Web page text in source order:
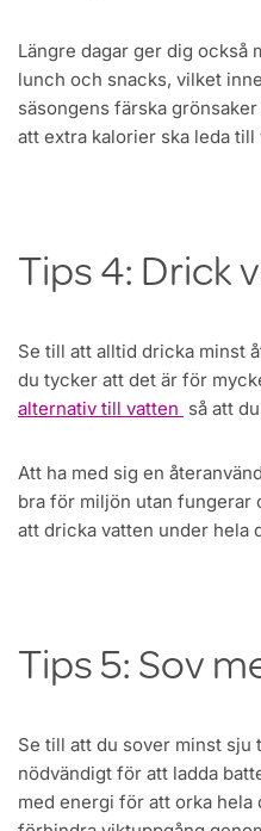
Längre dagar ger dig också
lunch och snacks, vilket
säsongens färska
att extra kalorier ska leda till
Tips 4: Drick
Se till att alltid dricka minst
du tycker att det är för
alternativ till vatten så att
Att ha med sig en
bra för miljön utan fungerar
att dricka vatten under hela
Tips 5: Sov
Se till att du sover minst sju
nödvändigt för att ladda
med energi för att orka hela